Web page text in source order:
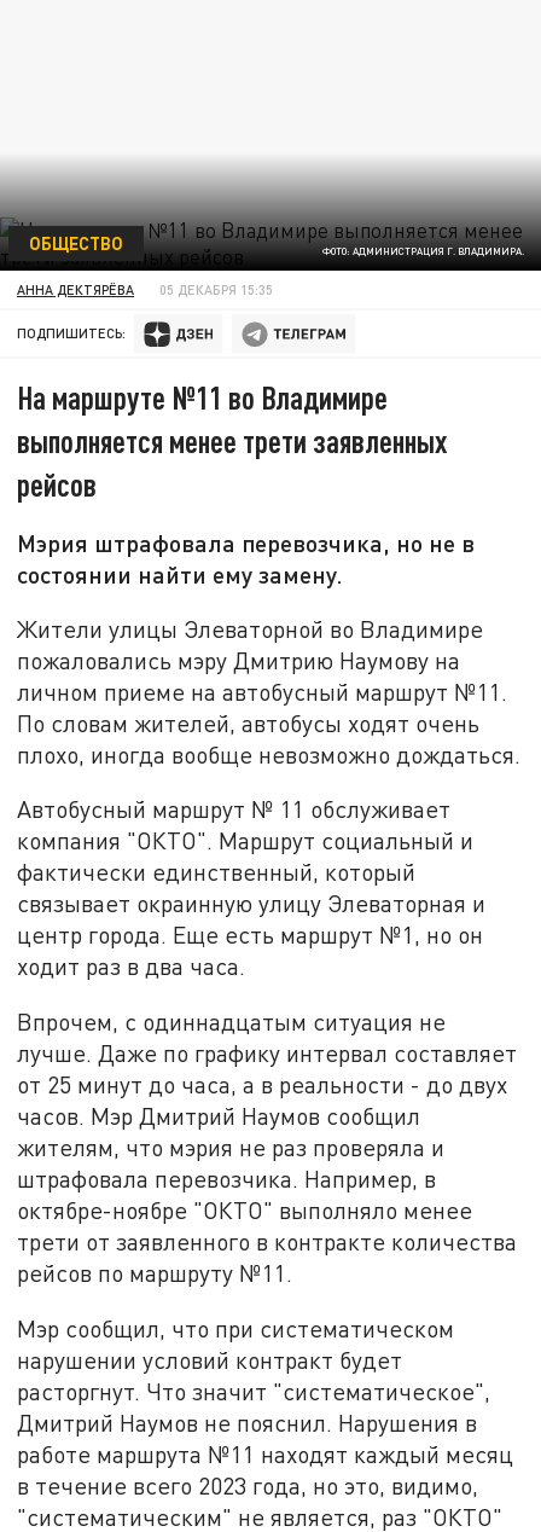
ФОТО: АДМИНИСТРАЦИЯ Г. ВЛАДИМИРА.
ОБЩЕСТВО
АННА ДЕКТЯРЁВА 05 ДЕКАБРЯ 15:35
ПОДПИШИТЕСЬ:
На маршруте №11 во Владимире
выполняется менее трети заявленных
рейсов
Мэрия штрафовала перевозчика, но не в
состоянии найти ему замену.
Жители улицы Элеваторной во Владимире
пожаловались мэру Дмитрию Наумову на
личном приеме на автобусный маршрут №11.
По словам жителей, автобусы ходят очень
плохо, иногда вообще невозможно дождаться.
Автобусный маршрут № 11 обслуживает
компания "ОКТО". Маршрут социальный и
фактически единственный, который
связывает окраинную улицу Элеваторная и
центр города. Еще есть маршрут №1, но он
ходит раз в два часа.
Впрочем, с одиннадцатым ситуация не
лучше. Даже по графику интервал составляет
от 25 минут до часа, а в реальности - до двух
часов. Мэр Дмитрий Наумов сообщил
жителям, что мэрия не раз проверяла и
штрафовала перевозчика. Например, в
октябре-ноябре "ОКТО" выполняло менее
трети от заявленного в контракте количества
рейсов по маршруту №11.
Мэр сообщил, что при систематическом
нарушении условий контракт будет
расторгнут. Что значит "систематическое",
Дмитрий Наумов не пояснил. Нарушения в
работе маршрута №11 находят каждый месяц
в течение всего 2023 года, но это, видимо,
"систематическим" не является, раз "ОКТО"